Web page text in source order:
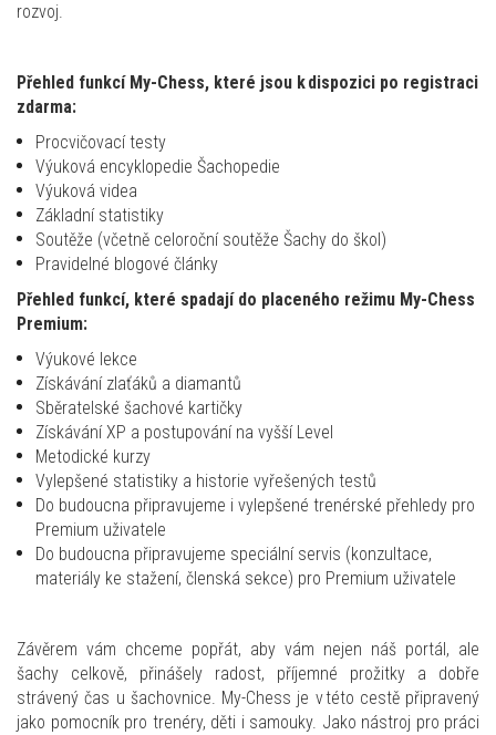
rozvoj.
Přehled funkcí My-Chess, které jsou k dispozici po registraci
zdarma:
Procvičovací testy
Výuková encyklopedie Šachopedie
Výuková videa
Základní statistiky
Soutěže (včetně celoroční soutěže Šachy do škol)
Pravidelné blogové články
Přehled funkcí, které spadají do placeného režimu My-Chess
Premium:
Výukové lekce
Získávání zlaťáků a diamantů
Sběratelské šachové kartičky
Získávání XP a postupování na vyšší Level
Metodické kurzy
Vylepšené statistiky a historie vyřešených testů
Do budoucna připravujeme i vylepšené trenérské přehledy pro
Premium uživatele
Do budoucna připravujeme speciální servis (konzultace,
materiály ke stažení, členská sekce) pro Premium uživatele
Závěrem vám chceme popřát, aby vám nejen náš portál, ale
šachy celkově, přinášely radost, příjemné prožitky a dobře
strávený čas u šachovnice. My-Chess je v této cestě připravený
jako pomocník pro trenéry, děti i samouky. Jako nástroj pro práci